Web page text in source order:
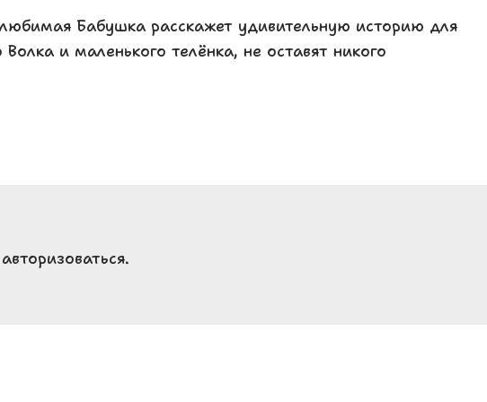
Бабушка расскажет удивительную историю для
и маленького телёнка, не оставят никого
авторизоваться.